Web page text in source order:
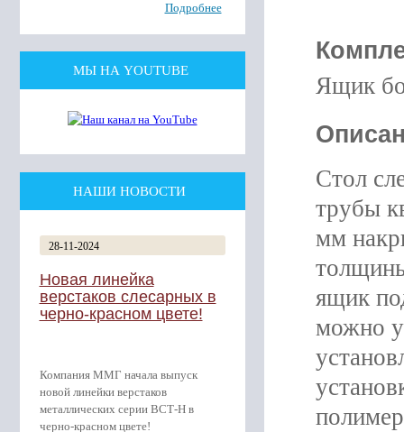
Подробнее
МЫ НА YOUTUBE
НАШИ НОВОСТИ
28-11-2024
Новая линейка
верстаков слесарных в
черно-красном цвете!
Компания ММГ начала выпуск
новой линейки верстаков
металлических серии ВСТ-Н в
черно-красном цвете!
Ящик
Стол
трубы
мм
ящик
можно